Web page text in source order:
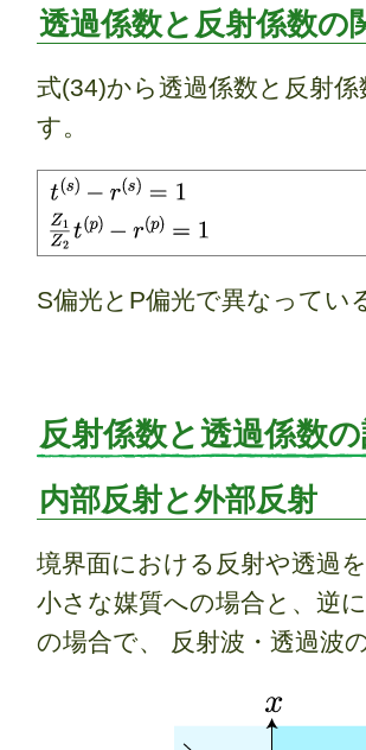
透過係数と反射係数の
式(34)から透過係数と反射
す。
S偏光とP偏光で異なってい
反射係数と透過係数
内部反射と外部反射
境界面における反射や透過
小さな媒質への場合と、逆
の場合で、 反射波・透過波